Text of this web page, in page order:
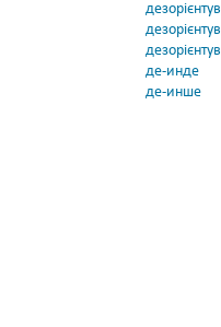
де-инде
де-инше